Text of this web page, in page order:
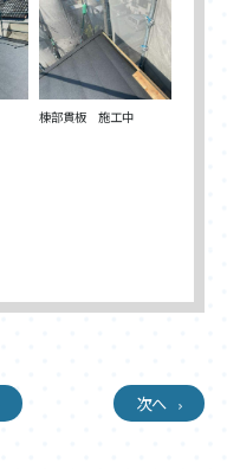
棟部貫板 施工中
次へ